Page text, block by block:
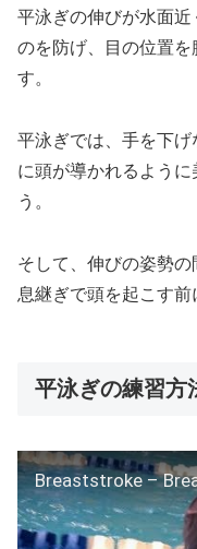
平泳ぎの伸びが水面
のを防げ、目の位置を
す。
平泳ぎでは、手を下
に頭が導かれるよう
う。
そして、伸びの姿勢の
息継ぎで頭を起こす前
平泳ぎの練習方
Breaststroke –